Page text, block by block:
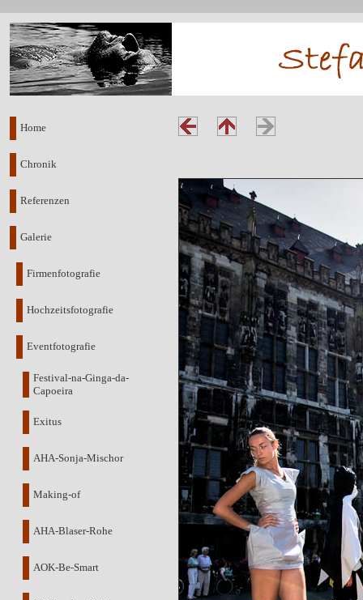
Home
Chronik
Referenzen
Galerie
Firmenfotografie
Hochzeitsfotografie
Eventfotografie
Festival-na-Ginga-da-
Capoeira
Exitus
AHA-Sonja-Mischor
Making-of
AHA-Blaser-Rohe
AOK-Be-Smart